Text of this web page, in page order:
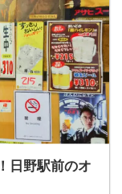
日野駅前のオ